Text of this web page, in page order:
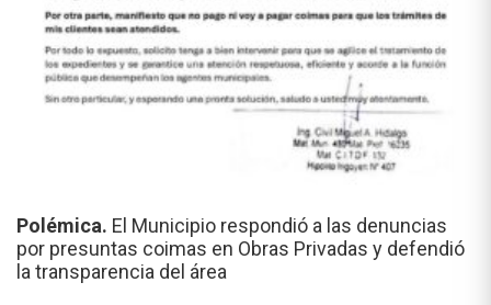
Polémica. El Municipio respondió a las denuncias
por presuntas coimas en Obras Privadas y defendió
la transparencia del área